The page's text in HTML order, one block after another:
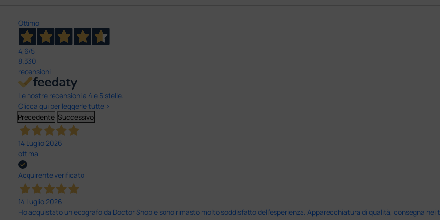
Ottimo
4,6/5
8.330
recensioni
Le nostre recensioni a 4 e 5 stelle.
Clicca qui per leggerle tutte >
Precedente Successivo
14 Luglio 2026
ottima
Acquirente verificato
14 Luglio 2026
Ho acquistato un ecografo da Doctor Shop e sono rimasto molto soddisfatto dell'esperienza. Apparecchiatura di qualità, consegna